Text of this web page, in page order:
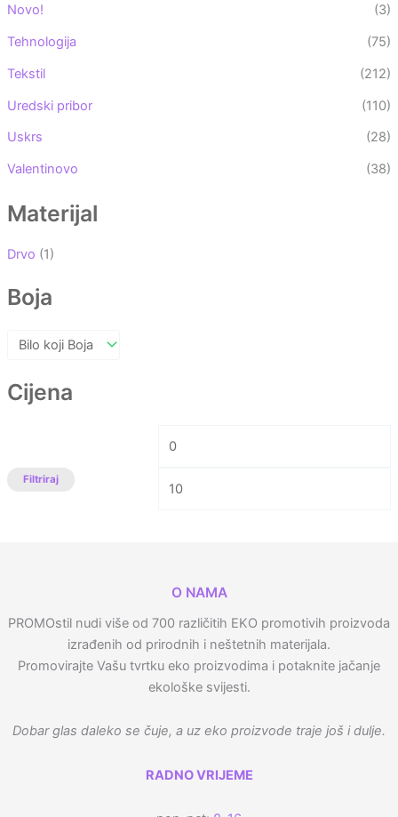
Novo!
(3)
Tehnologija
(75)
Tekstil
(212)
Uredski pribor
(110)
Uskrs
(28)
Valentinovo
(38)
Materijal
Drvo (1)
Boja
Cijena
Filtriraj
O NAMA
PROMOstil nudi više od 700 različitih EKO promotivih proizvoda
izrađenih od prirodnih i neštetnih materijala.
Promovirajte Vašu tvrtku eko proizvodima i potaknite jačanje
ekološke svijesti.
Dobar glas daleko se čuje, a uz eko proizvode traje još i dulje.
RADNO VRIJEME